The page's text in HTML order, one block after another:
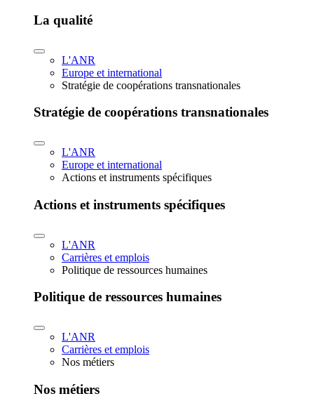
La qualité
L'ANR
Europe et international
Stratégie de coopérations transnationales
Stratégie de coopérations transnationales
L'ANR
Europe et international
Actions et instruments spécifiques
Actions et instruments spécifiques
L'ANR
Carrières et emplois
Politique de ressources humaines
Politique de ressources humaines
L'ANR
Carrières et emplois
Nos métiers
Nos métiers